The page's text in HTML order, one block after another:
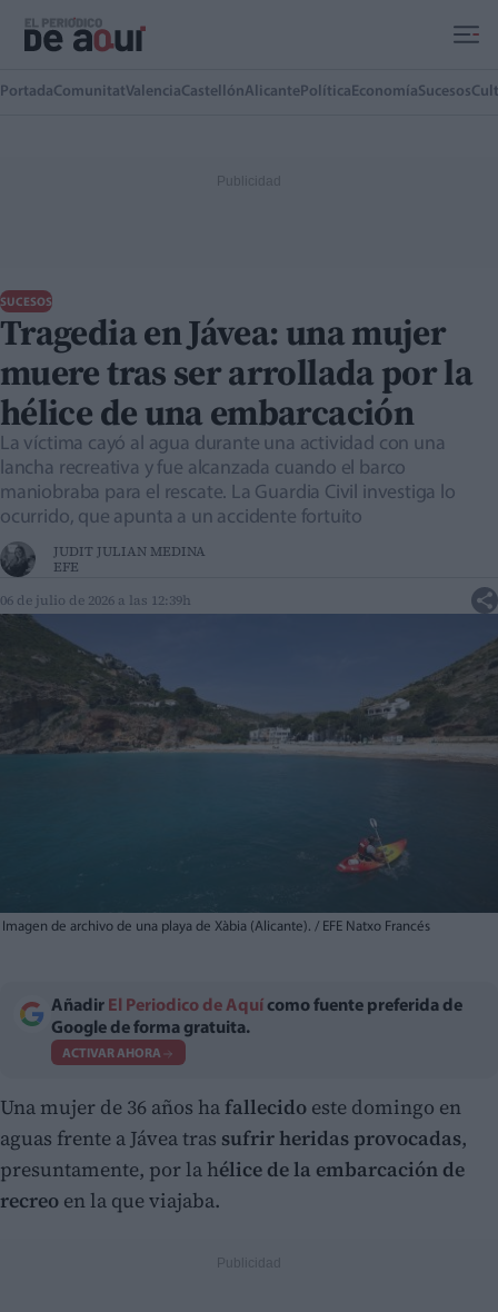
PortadaComunitatValenciaCastellónAlicante Política EconomíaSucesos
SUCESOS
Tragedia en Jávea: una mujer
muere tras ser arrollada por la
hélice de una embarcación
La víctima cayó al agua durante una actividad con una
lancha recreativa y fue alcanzada cuando el barco
maniobraba para el rescate. La Guardia Civil investiga lo
ocurrido, que apunta a un accidente fortuito
JUDIT JULIAN MEDINA
EFE
06 de julio de 2026 a las 12:39h
Imagen de archivo de una playa de Xàbia (Alicante). / EFE Natxo Francés
Añadir El Periodico de Aquí como fuente preferida de
Google de forma gratuita.
ACTIVAR AHORA
Una mujer de 36 años ha fallecido este domingo en
aguas frente a Jávea tras sufrir heridas provocadas,
presuntamente, por la hélice de la embarcación de
recreo en la que viajaba.